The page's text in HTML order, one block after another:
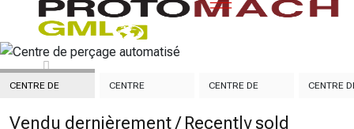
CENTRE DE
AUTOMATISÉ
CENTRE
AXES
CENTRE DE
AUTOMATISÉE
CENTRE
Vendu dernièrement / Recently sold